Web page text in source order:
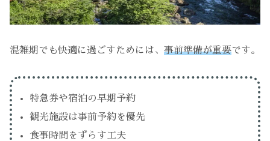
混雑期でも快適に過ごすためには、 事前準備が重要です。
特急券や宿泊の早期予約
観光施設は事前予約を優先
食事時間をずらす工夫